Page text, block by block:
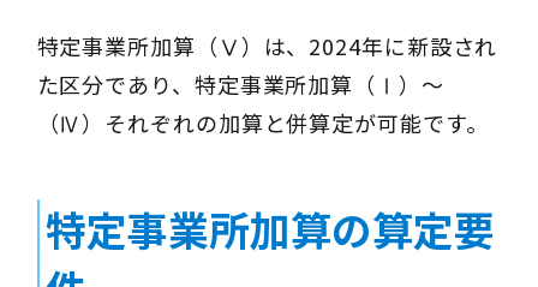
特定事業所加算（Ⅴ）は、2024年に新設され
た区分であり、特定事業所加算（Ⅰ）〜
（Ⅳ）それぞれの加算と併算定が可能です。
特定事業所加算の算定要